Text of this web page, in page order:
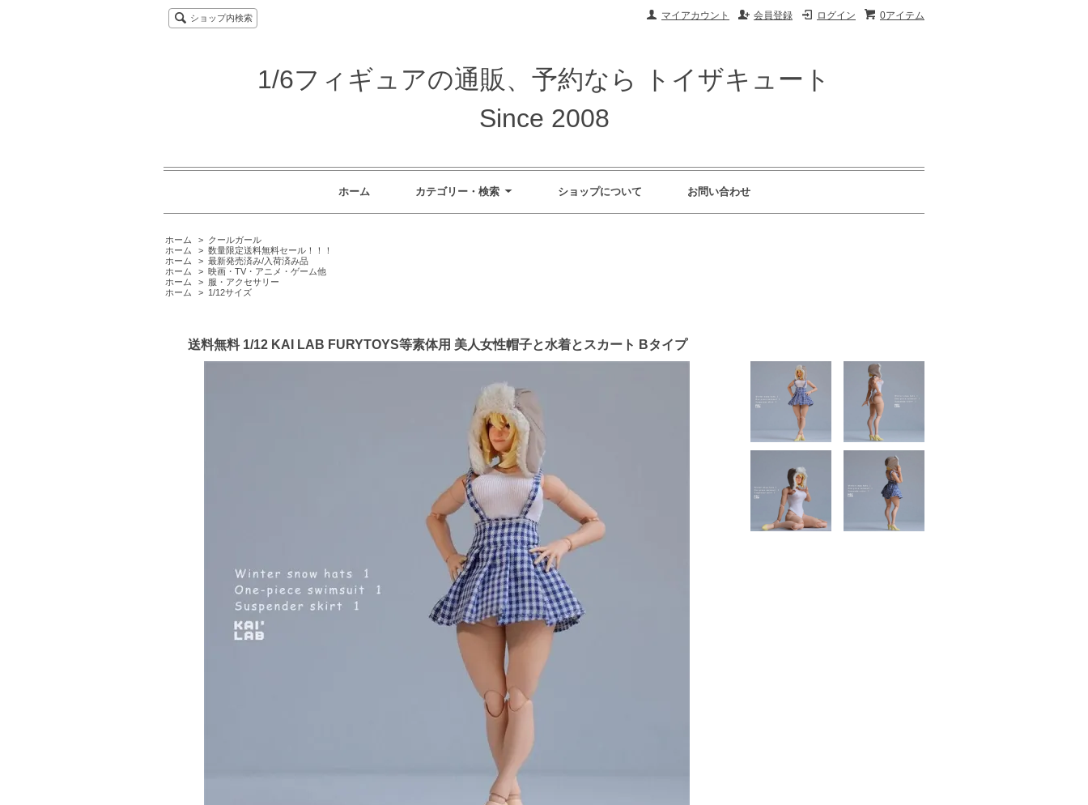
0アイテム
ログイン
会員登録
マイアカウント
ショップ内検索
1/6フィギュアの通販、予約なら トイザキュート
Since 2008
ホーム カテゴリー・検索 ショップについて お問い合わせ
ホーム > クールガール
ホーム
> 数量限定送料無料セール！！！
ホーム
> 最新発売済み/入荷済み品
ホーム
> 映画・TV・アニメ・ゲーム他
ホーム
> 服・アクセサリー
ホーム
> 1/12サイズ
送料無料 1/12 KAI LAB FURYTOYS等素体用 美人女性帽子と水着とスカート Bタイプ